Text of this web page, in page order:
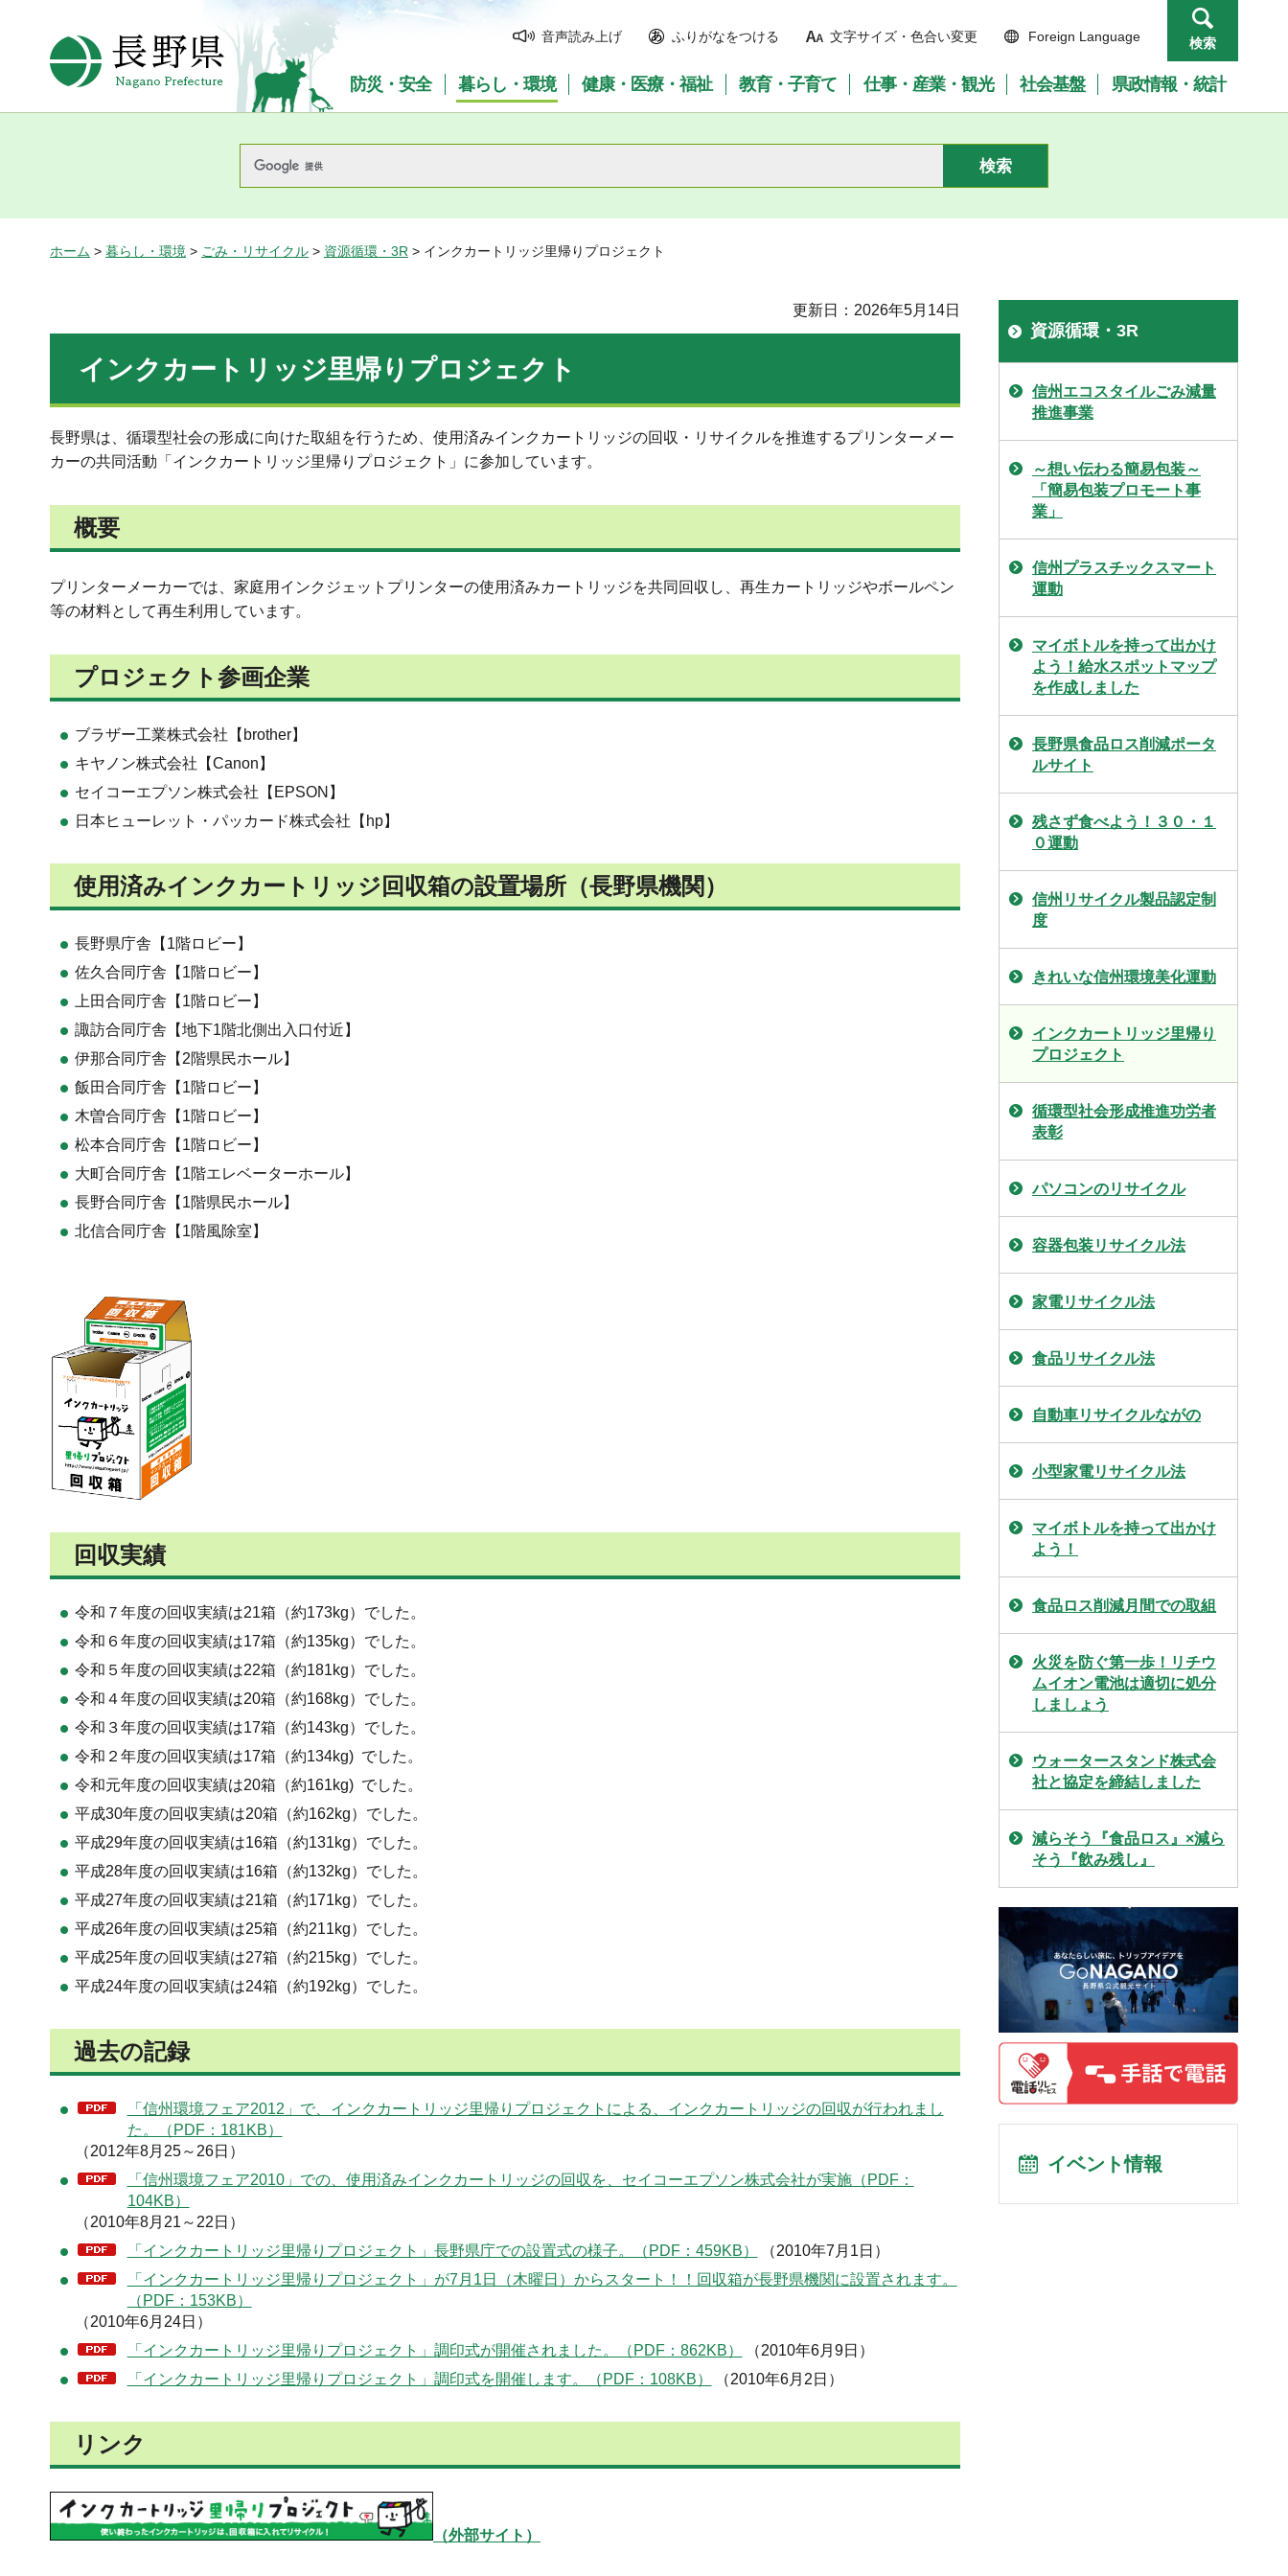
長野県Nagano Prefecture
音声読み上げ ふりがなをつける 文字サイズ・色合い変更 Foreign Language 検索
防災・安全 暮らし・環境 健康・医療・福祉 教育・子育て 仕事・産業・観光 社会基盤 県政情報・統計
ホーム > 暮らし・環境 > ごみ・リサイクル > 資源循環・3R > インクカートリッジ里帰りプロジェクト
更新日：2026年5月14日
インクカートリッジ里帰りプロジェクト
長野県は、循環型社会の形成に向けた取組を行うため、使用済みインクカートリッジの回収・リサイクルを推進するプリンターメー
カーの共同活動「インクカートリッジ里帰りプロジェクト」に参加しています。
概要
プリンターメーカーでは、家庭用インクジェットプリンターの使用済みカートリッジを共同回収し、再生カートリッジやボールペン
等の材料として再生利用しています。
プロジェクト参画企業
ブラザー工業株式会社【brother】
キヤノン株式会社【Canon】
セイコーエプソン株式会社【EPSON】
日本ヒューレット・パッカード株式会社【hp】
使用済みインクカートリッジ回収箱の設置場所（長野県機関）
長野県庁舎【1階ロビー】
佐久合同庁舎【1階ロビー】
上田合同庁舎【1階ロビー】
諏訪合同庁舎【地下1階北側出入口付近】
伊那合同庁舎【2階県民ホール】
飯田合同庁舎【1階ロビー】
木曽合同庁舎【1階ロビー】
松本合同庁舎【1階ロビー】
大町合同庁舎【1階エレベーターホール】
長野合同庁舎【1階県民ホール】
北信合同庁舎【1階風除室】
回収実績
令和７年度の回収実績は21箱（約173kg）でした。
令和６年度の回収実績は17箱（約135kg）でした。
令和５年度の回収実績は22箱（約181kg）でした。
令和４年度の回収実績は20箱（約168kg）でした。
令和３年度の回収実績は17箱（約143kg）でした。
令和２年度の回収実績は17箱（約134kg) でした。
令和元年度の回収実績は20箱（約161kg) でした。
平成30年度の回収実績は20箱（約162kg）でした。
平成29年度の回収実績は16箱（約131kg）でした。
平成28年度の回収実績は16箱（約132kg）でした。
平成27年度の回収実績は21箱（約171kg）でした。
平成26年度の回収実績は25箱（約211kg）でした。
平成25年度の回収実績は27箱（約215kg）でした。
平成24年度の回収実績は24箱（約192kg）でした。
過去の記録
「信州環境フェア2012」で、インクカートリッジ里帰りプロジェクトによる、インクカートリッジの回収が行われまし
た。（PDF：181KB）
（2012年8月25～26日）
「信州環境フェア2010」での、使用済みインクカートリッジの回収を、セイコーエプソン株式会社が実施（PDF：
104KB）
（2010年8月21～22日）
「インクカートリッジ里帰りプロジェクト」長野県庁での設置式の様子。（PDF：459KB）
（2010年7月1日）
「インクカートリッジ里帰りプロジェクト」が7月1日（木曜日）からスタート！！回収箱が長野県機関に設置されます。
（PDF：153KB）
（2010年6月24日）
「インクカートリッジ里帰りプロジェクト」調印式が開催されました。（PDF：862KB）
（2010年6月9日）
「インクカートリッジ里帰りプロジェクト」調印式を開催します。（PDF：108KB）
（2010年6月2日）
リンク
（外部サイト）
資源循環・3R
信州エコスタイルごみ減量
推進事業
～想い伝わる簡易包装～
「簡易包装プロモート事
業」
信州プラスチックスマート
運動
マイボトルを持って出かけ
よう！給水スポットマップ
を作成しました
長野県食品ロス削減ポータ
ルサイト
残さず食べよう！３０・１
０運動
信州リサイクル製品認定制
度
きれいな信州環境美化運動
インクカートリッジ里帰り
プロジェクト
循環型社会形成推進功労者
表彰
パソコンのリサイクル
容器包装リサイクル法
家電リサイクル法
食品リサイクル法
自動車リサイクルながの
小型家電リサイクル法
マイボトルを持って出かけ
よう！
食品ロス削減月間での取組
火災を防ぐ第一歩！リチウ
ムイオン電池は適切に処分
しましょう
ウォータースタンド株式会
社と協定を締結しました
減らそう『食品ロス』×減ら
そう『飲み残し』
イベント情報